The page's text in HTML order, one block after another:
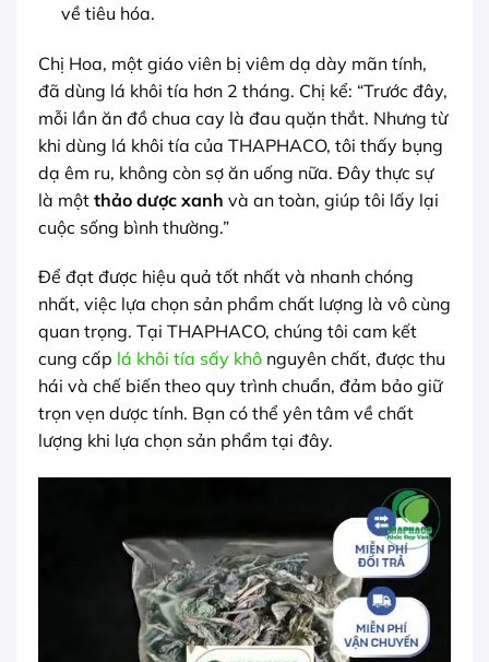
về tiêu hóa.
Chị Hoa, một giáo viên bị viêm dạ dày mãn tính,
đã dùng lá khôi tía hơn 2 tháng. Chị kể: “Trước đây,
mỗi lần ăn đồ chua cay là đau quặn thắt. Nhưng từ
khi dùng lá khôi tía của THAPHACO, tôi thấy bụng
dạ êm ru, không còn sợ ăn uống nữa. Đây thực sự
là một thảo dược xanh và an toàn, giúp tôi lấy lại
cuộc sống bình thường.”
Để đạt được hiệu quả tốt nhất và nhanh chóng
nhất, việc lựa chọn sản phẩm chất lượng là vô cùng
quan trọng. Tại THAPHACO, chúng tôi cam kết
cung cấp lá khôi tía sấy khô nguyên chất, được thu
hái và chế biến theo quy trình chuẩn, đảm bảo giữ
trọn vẹn dược tính. Bạn có thể yên tâm về chất
lượng khi lựa chọn sản phẩm tại đây.